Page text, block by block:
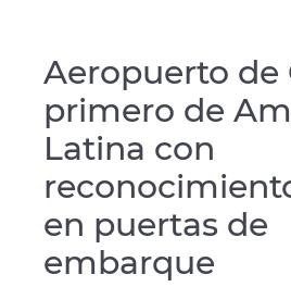
Aeropuerto de
primero de
Latina con
en puertas de
embarque